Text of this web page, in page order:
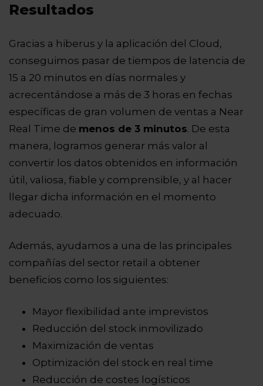
Resultados
Gracias a hiberus y la aplicación del Cloud,
conseguimos pasar de tiempos de latencia de
15 a 20 minutos en días normales y
acrecentándose a más de 3 horas en fechas
específicas de gran volumen de ventas a Near
Real Time de menos de 3 minutos. De esta
manera, logramos generar más valor al
convertir los datos obtenidos en información
útil, valiosa, fiable y comprensible, y al hacer
llegar dicha información en el momento
adecuado.
Además, ayudamos a una de las principales
compañías del sector retail a obtener
beneficios como los siguientes:
Mayor flexibilidad ante imprevistos
Reducción del stock inmovilizado
Maximización de ventas
Optimización del stock en real time
Reducción de costes logísticos